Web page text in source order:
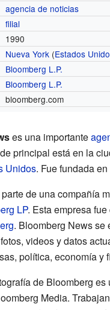
agencia de noticias
filial
1990
Nueva York (Estados
Bloomberg L.P.
Bloomberg L.P.
bloomberg.com
es una importante
principal está en la
Unidos. Fue fundada
de una compañía
LP. Esta empresa
. Bloomberg News se
videos y datos
política, economía y
de Bloomberg es
Media.